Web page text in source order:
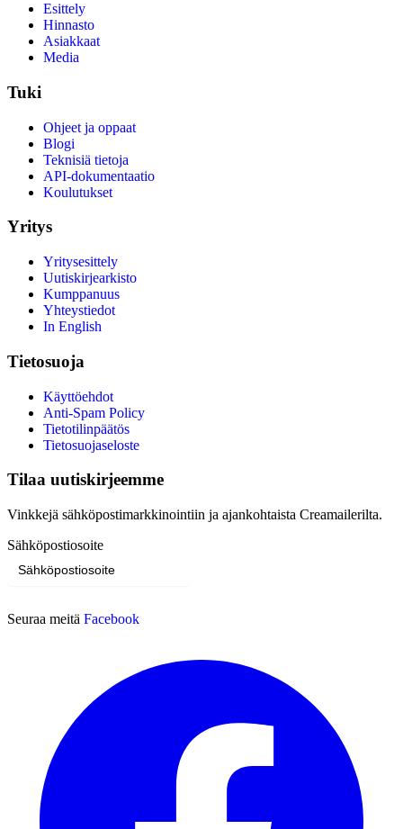
Esittely
Hinnasto
Asiakkaat
Media
Tuki
Ohjeet ja oppaat
Blogi
Teknisiä tietoja
API-dokumentaatio
Koulutukset
Yritys
Yritysesittely
Uutiskirjearkisto
Kumppanuus
Yhteystiedot
In English
Tietosuoja
Käyttöehdot
Anti-Spam Policy
Tietotilinpäätös
Tietosuojaseloste
Tilaa uutiskirjeemme
Vinkkejä sähköpostimarkkinointiin ja ajankohtaista Creamailerilta.
Sähköpostiosoite
Seuraa meitä Facebook